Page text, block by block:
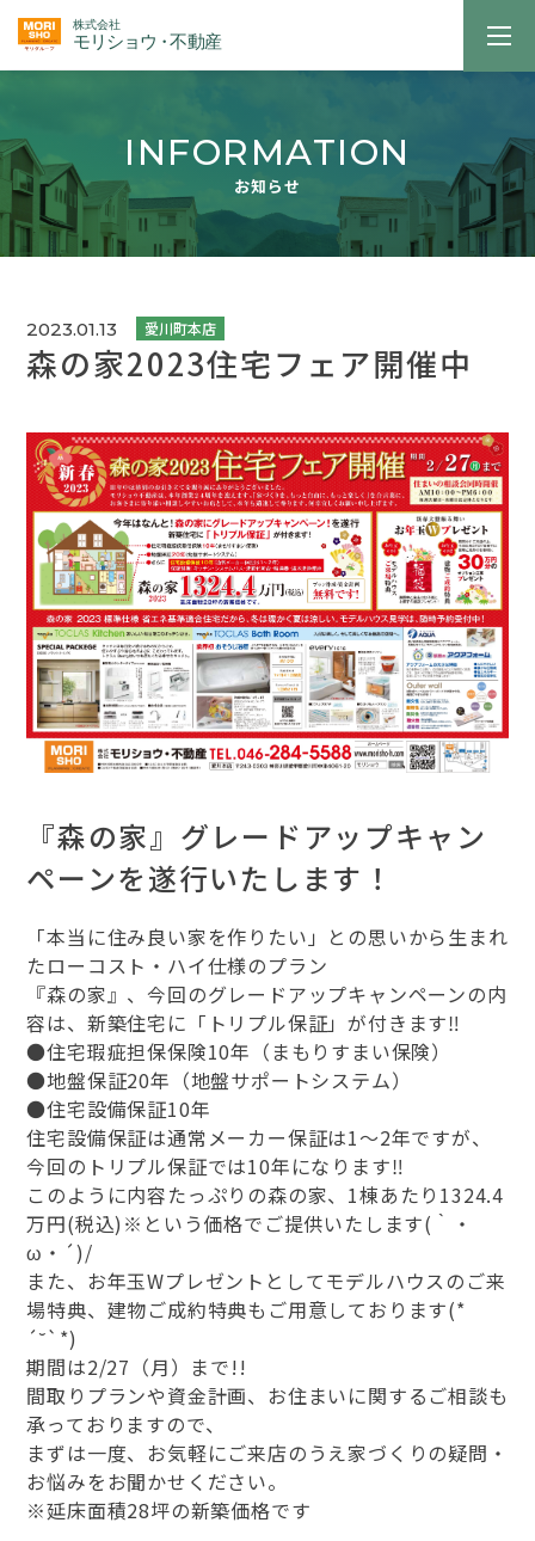
INFORMATION
お知らせ
2023.01.13
森の家2023住宅フェア開催中
『森の家』グレードアップキャン
ペーンを遂行いたします！
「本当に住み良い家を作りたい」との思いから生まれ
たローコスト・ハイ仕様のプラン
『森の家』、今回のグレードアップキャンペーンの内
容は、新築住宅に「トリプル保証」が付きます‼
●住宅瑕疵担保保険10年（まもりすまい保険）
●地盤保証20年（地盤サポートシステム）
●住宅設備保証10年
住宅設備保証は通常メーカー保証は1～2年ですが、
今回のトリプル保証では10年になります‼
このように内容たっぷりの森の家、1棟あたり1324.4
万円(税込)※という価格でご提供いたします(｀・
ω・´)/
また、お年玉Wプレゼントとしてモデルハウスのご来
場特典、建物ご成約特典もご用意しております(*
´˘`*)
期間は2/27（月）まで!!
間取りプランや資金計画、お住まいに関するご相談も
承っておりますので、
まずは一度、お気軽にご来店のうえ家づくりの疑問・
お悩みをお聞かせください。
※延床面積28坪の新築価格です